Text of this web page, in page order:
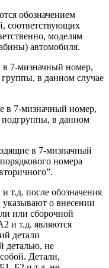
обозначением
соответствующих
моделям
автомобиля.
7-мизначный номер,
в данном случае
в 7-мизначный номер,
подгруппы, в данном
в 7-мизначный
номера
т.д. после обозначения
о внесении
или сборочной
и т.д. являются
детали
деталью, не
Детали,